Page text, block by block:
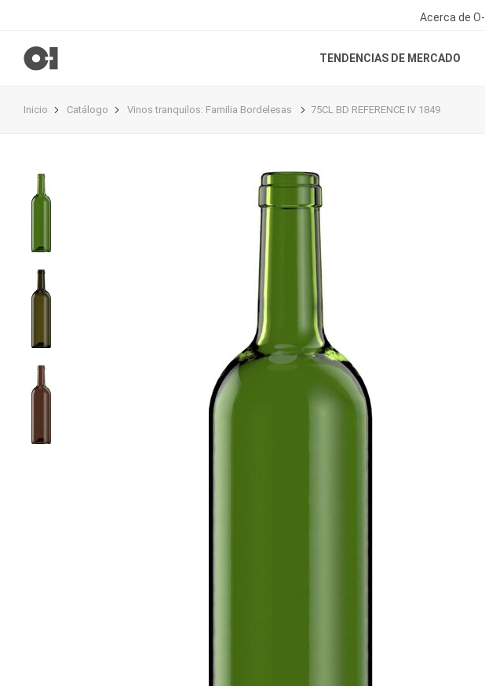
Acerca de O-I
TENDENCIAS DE MERCADO
Inicio Catálogo Vinos tranquilos: Familia Bordelesas 75CL BD REFERENCE IV 1849